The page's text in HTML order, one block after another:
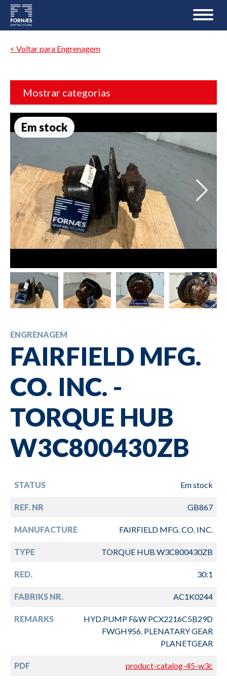
< Voltar para Engrenagem
Mostrar categorias
Em stock
ENGRENAGEM
FAIRFIELD MFG.
CO. INC. -
TORQUE HUB
W3C800430ZB
STATUS Em stock
REF. NR GB867
MANUFACTURE FAIRFIELD MFG. CO. INC.
TYPE TORQUE HUB W3C800430ZB
RED. 30:1
FABRIKS NR. AC1K0244
REMARKS
HYD.PUMP F&W PCX2216C5B29D
FWGH956. PLENATARY GEAR
PLANETGEAR
PDF product-catalog-45-w3c